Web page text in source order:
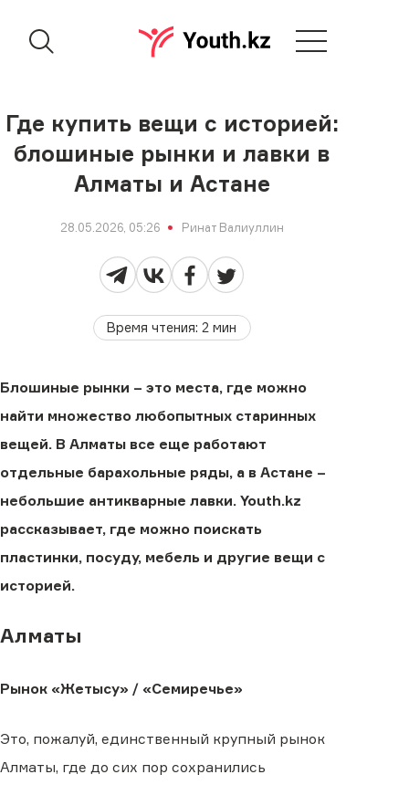
Где купить вещи с историей:
блошиные рынки и лавки в
Алматы и Астане
28.05.2026, 05:26 Ринат Валиуллин
Время чтения:2 мин
Блошиные рынки – это места, где можно
найти множество любопытных старинных
вещей. В Алматы все еще работают
отдельные барахольные ряды, а в Астане –
небольшие антикварные лавки. Youth.kz
рассказывает, где можно поискать
пластинки, посуду, мебель и другие вещи с
историей.
Алматы
Рынок «Жетысу» / «Семиречье»
Это, пожалуй, единственный крупный рынок
Алматы, где до сих пор сохранились